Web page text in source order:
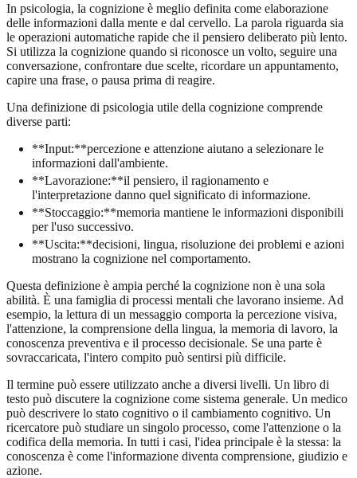
In psicologia, la cognizione è meglio definita come elaborazione
delle informazioni dalla mente e dal cervello. La parola riguarda sia
le operazioni automatiche rapide che il pensiero deliberato più lento.
Si utilizza la cognizione quando si riconosce un volto, seguire una
conversazione, confrontare due scelte, ricordare un appuntamento,
capire una frase, o pausa prima di reagire.
Una definizione di psicologia utile della cognizione comprende
diverse parti:
**Input:**percezione e attenzione aiutano a selezionare le
informazioni dall'ambiente.
**Lavorazione:**il pensiero, il ragionamento e
l'interpretazione danno quel significato di informazione.
**Stoccaggio:**memoria mantiene le informazioni disponibili
per l'uso successivo.
**Uscita:**decisioni, lingua, risoluzione dei problemi e azioni
mostrano la cognizione nel comportamento.
Questa definizione è ampia perché la cognizione non è una sola
abilità. È una famiglia di processi mentali che lavorano insieme. Ad
esempio, la lettura di un messaggio comporta la percezione visiva,
l'attenzione, la comprensione della lingua, la memoria di lavoro, la
conoscenza preventiva e il processo decisionale. Se una parte è
sovraccaricata, l'intero compito può sentirsi più difficile.
Il termine può essere utilizzato anche a diversi livelli. Un libro di
testo può discutere la cognizione come sistema generale. Un medico
può descrivere lo stato cognitivo o il cambiamento cognitivo. Un
ricercatore può studiare un singolo processo, come l'attenzione o la
codifica della memoria. In tutti i casi, l'idea principale è la stessa: la
conoscenza è come l'informazione diventa comprensione, giudizio e
azione.